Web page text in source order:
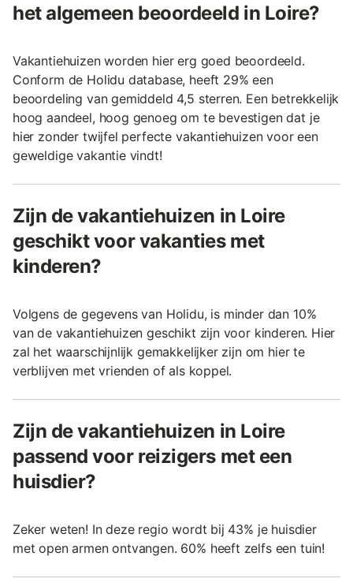
het algemeen beoordeeld in Loire?
Vakantiehuizen worden hier erg goed beoordeeld.
Conform de Holidu database, heeft 29% een
beoordeling van gemiddeld 4,5 sterren. Een betrekkelijk
hoog aandeel, hoog genoeg om te bevestigen dat je
hier zonder twijfel perfecte vakantiehuizen voor een
geweldige vakantie vindt!
Zijn de vakantiehuizen in Loire
geschikt voor vakanties met
kinderen?
Volgens de gegevens van Holidu, is minder dan 10%
van de vakantiehuizen geschikt zijn voor kinderen. Hier
zal het waarschijnlijk gemakkelijker zijn om hier te
verblijven met vrienden of als koppel.
Zijn de vakantiehuizen in Loire
passend voor reizigers met een
huisdier?
Zeker weten! In deze regio wordt bij 43% je huisdier
met open armen ontvangen. 60% heeft zelfs een tuin!